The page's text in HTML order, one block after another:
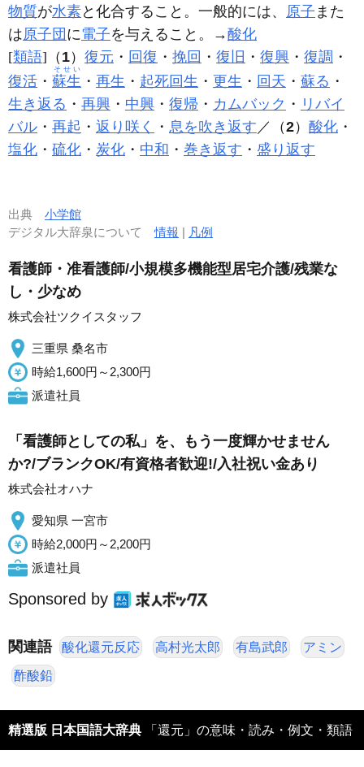
物質が水素と化合すること。一般的には、 原子 また
は原子団 に電子を与えること。→酸化
[類語]（ 1） 復元 ・ 回復 ・ 挽回 ・ 復旧 ・ 復興 ・ 復調 ・
復活 ・ 蘇生
そせい
・ 再生 ・ 起死回生 ・ 更生 ・ 回天 ・ 蘇る ・
生き返る ・ 再興 ・ 中興 ・ 復帰 ・ カムバック ・ リバイ
バル ・ 再起 ・ 返り咲く ・ 息を吹き返す ／（2） 酸化 ・
塩化 ・ 硫化 ・ 炭化 ・ 中和 ・ 巻き返す ・ 盛り返す
出典 小学館
デジタル大辞泉について情報 | 凡例
看護師・准看護師/小規模多機能型居宅介護/残業な
し・少なめ
株式会社ツクイスタッフ
三重県 桑名市
時給1,600円～2,300円
派遣社員
「看護師としての私」を、もう一度輝かせません
か?/ブランクOK/有資格者歓迎!/入社祝い金あり
株式会社オハナ
愛知県 一宮市
時給2,000円～2,200円
派遣社員
Sponsored by
関連語 酸化還元反応 高村光太郎 有島武郎 アミン
酢酸鉛
精選版 日本国語大辞典 「還元」の意味・読み・例文・類語